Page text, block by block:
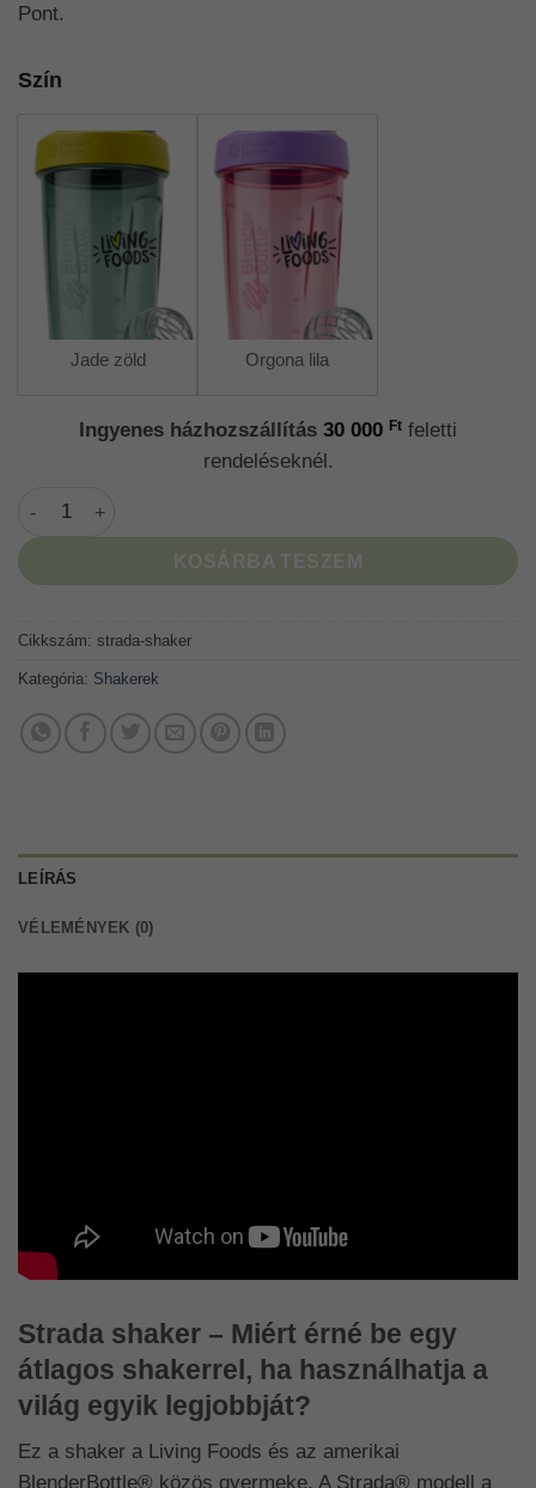
Pont.
Szín
Jade zöld Orgona lila
Ingyenes házhozszállítás 30 000 Ft feletti
rendeléseknél.
Living Foods x Strada® Tritan shaker - a tökéletes shaker
KOSÁRBA TESZEM
Cikkszám: strada-shaker
Kategória: Shakerek
LEÍRÁS
VÉLEMÉNYEK (0)
Strada shaker – Miért érné be egy
átlagos shakerrel, ha használhatja a
világ egyik legjobbját?
Ez a shaker a Living Foods és az amerikai
BlenderBottle® közös gyermeke. A Strada® modell a